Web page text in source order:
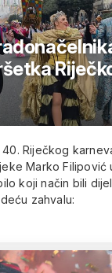
Riječkog
Marko Filipović
koji način bili
zahvalu: